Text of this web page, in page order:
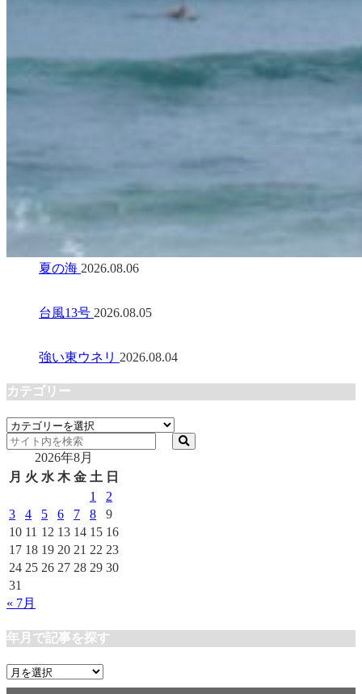
夏の海 2026.08.06
台風13号 2026.08.05
強い東ウネリ 2026.08.04
カテゴリー
カ
テ
リ
2026年8月
月 火 水 木 金 土 日
1
2
3
4 5 6 7 8
9
10 11 12 13 14 15 16
17 18 19 20 21 22 23
24 25 26 27 28 29 30
31
« 7月
年月で記事を探す
年
月